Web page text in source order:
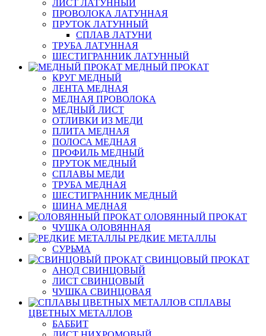
ЛИСТ ЛАТУННЫЙ
ПРОВОЛОКА ЛАТУННАЯ
ПРУТОК ЛАТУННЫЙ
СПЛАВ ЛАТУНИ
ТРУБА ЛАТУННАЯ
ШЕСТИГРАННИК ЛАТУННЫЙ
МЕДНЫЙ ПРОКАТ
КРУГ МЕДНЫЙ
ЛЕНТА МЕДНАЯ
МЕДНАЯ ПРОВОЛОКА
МЕДНЫЙ ЛИСТ
ОТЛИВКИ ИЗ МЕДИ
ПЛИТА МЕДНАЯ
ПОЛОСА МЕДНАЯ
ПРОФИЛЬ МЕДНЫЙ
ПРУТОК МЕДНЫЙ
СПЛАВЫ МЕДИ
ТРУБА МЕДНАЯ
ШЕСТИГРАННИК МЕДНЫЙ
ШИНА МЕДНАЯ
ОЛОВЯННЫЙ ПРОКАТ
ЧУШКА ОЛОВЯННАЯ
РЕДКИЕ МЕТАЛЛЫ
СУРЬМА
СВИНЦОВЫЙ ПРОКАТ
АНОД СВИНЦОВЫЙ
ЛИСТ СВИНЦОВЫЙ
ЧУШКА СВИНЦОВАЯ
СПЛАВЫ
ЦВЕТНЫХ МЕТАЛЛОВ
БАББИТ